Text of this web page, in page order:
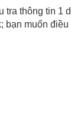
thông tin 1
muốn